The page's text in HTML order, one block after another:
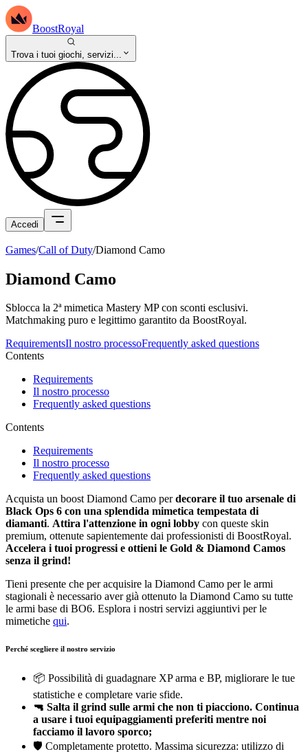
BoostRoyal
Trova i tuoi giochi, servizi...
Accedi
Games/Call of Duty/Diamond Camo
Diamond Camo
Sblocca la 2ª mimetica Mastery MP con sconti esclusivi.
Matchmaking puro e legittimo garantito da BoostRoyal.
RequirementsIl nostro processoFrequently asked questions
Contents
Requirements
Il nostro processo
Frequently asked questions
Contents
Requirements
Il nostro processo
Frequently asked questions
Acquista un boost Diamond Camo perdecorare il tuo arsenale di
Black Ops 6 con una splendida mimetica tempestata di
diamanti. Attira l'attenzione in ogni lobby con queste skin
premium, ottenute sapientemente dai professionisti di BoostRoyal.
Accelera i tuoi progressi e ottieni le Gold & Diamond Camos
senza il grind!
Tieni presente che per acquisire la Diamond Camo per le armi
stagionali è necessario aver già ottenuto la Diamond Camo su tutte
le armi base di BO6. Esplora i nostri servizi aggiuntivi per le
mimetiche qui.
Perché scegliere il nostro servizio
📦 Possibilità di guadagnare XP arma e BP, migliorare le tue
statistiche e completare varie sfide.
🔫 Salta il grind sulle armi che non ti piacciono. Continua
a usare i tuoi equipaggiamenti preferiti mentre noi
facciamo il lavoro sporco;
🛡️ Completamente protetto. Massima sicurezza: utilizzo di